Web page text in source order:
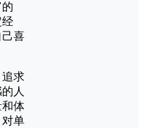
经
喜
追求
人
和体
单